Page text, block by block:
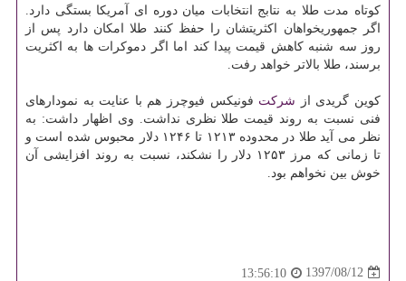
كوتاه مدت طلا به نتابج انتخابات میان دوره ای آمریكا بستگی دارد.
اگر جمهوریخواهان اكثریتشان را حفظ كنند طلا امكان دارد پس از
روز سه شنبه كاهش قیمت پیدا كند اما اگر دموكرات ها به اكثریت
برسند، طلا بالاتر خواهد رفت.
كوین گریدی از شركت فونیكس فیوچرز هم با عنایت به نمودارهای
فنی نسبت به روند قیمت طلا نظری نداشت. وی اظهار داشت: به
نظر می آید طلا در محدوده ۱۲۱۳ تا ۱۲۴۶ دلار محبوس شده است و
تا زمانی كه مرز ۱۲۵۳ دلار را نشكند، نسبت به روند افزایشی آن
خوش بین نخواهم بود.
1397/08/12
13:56:10